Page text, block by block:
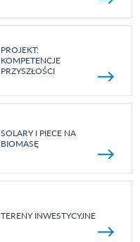
PROJEKT:
KOMPETENCJE
PRZYSZŁOŚCI
SOLARY I PIECE NA
BIOMASĘ
TERENY INWESTYCYJNE